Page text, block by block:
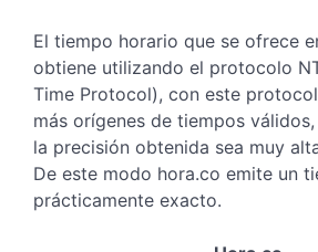
El tiempo horario que se ofrece
obtiene utilizando el protocolo
Time Protocol), con este
más orígenes de tiempos
la precisión obtenida sea muy
De este modo hora.co emite un
prácticamente exacto.